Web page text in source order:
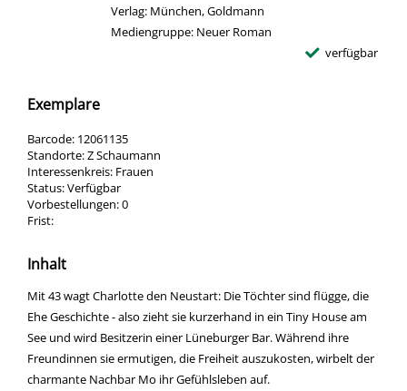
Verlag: München, Goldmann
Mediengruppe: Neuer Roman
verfügbar
Exemplare
Barcode: 12061135
Standorte:Z Schaumann
Interessenkreis: Frauen
Status:Verfügbar
Vorbestellungen:0
Frist:
Inhalt
Mit 43 wagt Charlotte den Neustart: Die Töchter sind flügge, die
Ehe Geschichte - also zieht sie kurzerhand in ein Tiny House am
See und wird Besitzerin einer Lüneburger Bar. Während ihre
Freundinnen sie ermutigen, die Freiheit auszukosten, wirbelt der
charmante Nachbar Mo ihr Gefühlsleben auf.